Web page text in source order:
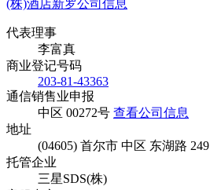
(株)酒店新罗公司信息
代表理事
李富真
商业登记号码
203-81-43363
通信销售业申报
中区 00272号 查看公司信息
地址
(04605) 首尔市 中区 东湖路 249
托管企业
三星SDS(株)